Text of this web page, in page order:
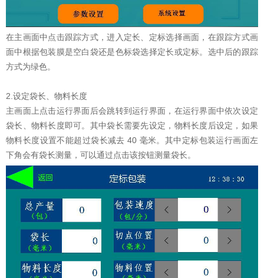
在主画面中点击跟踪方式，进入定长、定标选择画面，在跟踪方式画
面中根据包装膜是空白袋还是色标袋选择定长或定标。选中后的跟踪
方式为绿色。
2.设定袋长、物料长度
主画面上点击运行界面后会跳转到运行界面，在运行界面中依次设定
袋长、物料长度即可。其中袋长需要先设定，物料长度后设定，如果
物料长度设置不能超过袋长减去 40 毫米。其中定标包装运行画面左
下角会有袋长测量，可以通过点击该按钮测量袋长。